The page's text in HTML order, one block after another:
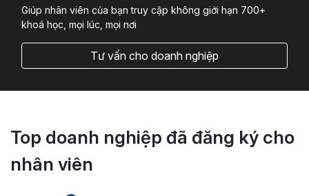
Giúp nhân viên của bạn truy cập không giới hạn 700+
khoá học, mọi lúc, mọi nơi
Tư vấn cho doanh nghiệp
Top doanh nghiệp đã đăng ký cho
nhân viên